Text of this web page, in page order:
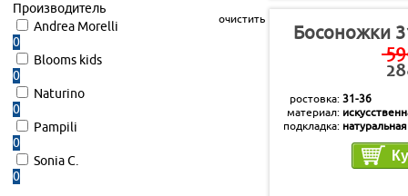
очистить
Производитель
Andrea Morelli
0
Blooms kids
0
Naturino
0
Pampili
0
Sonia C.
0
Босоножки
ростовка 31-36
материал
подкладка